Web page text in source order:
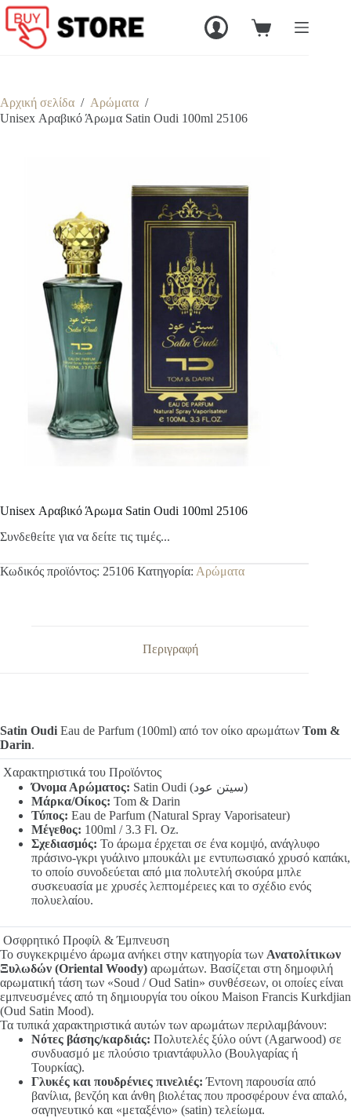
Μετάβαση
στο
περιεχόμενο
Καλάθι
Αρχική σελίδα / Αρώματα /
Unisex Αραβικό Άρωμα Satin Oudi 100ml 25106
Unisex Αραβικό Άρωμα Satin Oudi 100ml 25106
Συνδεθείτε για να δείτε τις τιμές...
Κωδικός προϊόντος: 25106 Κατηγορία: Αρώματα
Περιγραφή
Satin Oudi Eau de Parfum (100ml) από τον οίκο αρωμάτων Tom &
Darin.
Χαρακτηριστικά του Προϊόντος
Όνομα Αρώματος:
Satin Oudi (سيتن عود)
Μάρκα/Οίκος: Tom & Darin
Τύπος: Eau de Parfum (Natural Spray Vaporisateur)
Μέγεθος: 100ml / 3.3 Fl. Oz.
Σχεδιασμός: Το άρωμα έρχεται σε ένα κομψό, ανάγλυφο
πράσινο-γκρι γυάλινο μπουκάλι με εντυπωσιακό χρυσό καπάκι,
το οποίο συνοδεύεται από μια πολυτελή σκούρα μπλε
συσκευασία με χρυσές λεπτομέρειες και το σχέδιο ενός
πολυελαίου.
Οσφρητικό Προφίλ & Έμπνευση
Το συγκεκριμένο άρωμα ανήκει στην κατηγορία των Ανατολίτικων
Ξυλωδών (Oriental Woody) αρωμάτων. Βασίζεται στη δημοφιλή
αρωματική τάση των «Soud / Oud Satin» συνθέσεων, οι οποίες είναι
εμπνευσμένες από τη δημιουργία του οίκου Maison Francis Kurkdjian
(Oud Satin Mood).
Τα τυπικά χαρακτηριστικά αυτών των αρωμάτων περιλαμβάνουν:
Νότες βάσης/καρδιάς: Πολυτελές ξύλο ούντ (Agarwood) σε
συνδυασμό με πλούσιο τριαντάφυλλο (Βουλγαρίας ή
Τουρκίας).
Γλυκές και πουδρένιες πινελιές: Έντονη παρουσία από
βανίλια, βενζόη και άνθη βιολέτας που προσφέρουν ένα απαλό,
σαγηνευτικό και «μεταξένιο» (satin) τελείωμα.